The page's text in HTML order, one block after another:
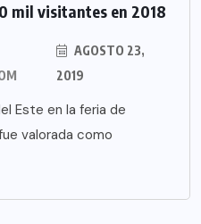
mil visitantes en 2018
AGOSTO 23,
2019
Este en la feria de
valorada como